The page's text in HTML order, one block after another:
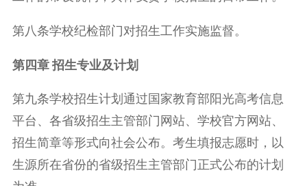
第八条学校纪检部门对招生工作实施监督。
第四章 招生专业及计划
第九条学校招生计划通过国家教育部阳光高考信息
平台、各省级招生主管部门网站、学校官方网站、
招生简章等形式向社会公布。考生填报志愿时，以
生源所在省份的省级招生主管部门正式公布的计划